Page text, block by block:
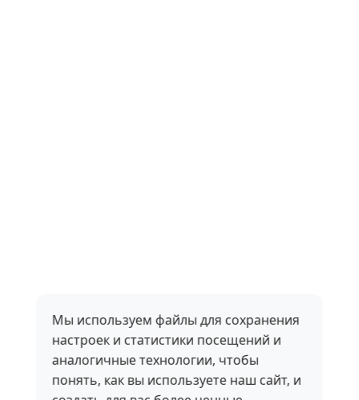
Мы используем файлы для сохранения
настроек и статистики посещений и
аналогичные технологии, чтобы
понять, как вы используете наш сайт, и